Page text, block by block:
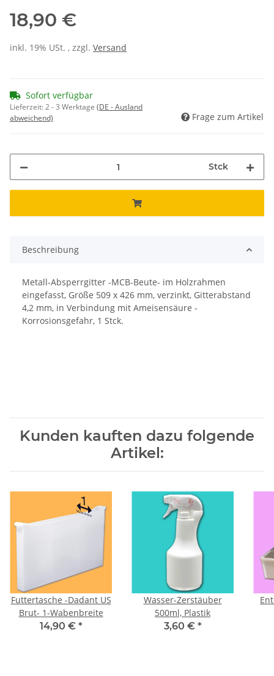
18,90 €
inkl. 19% USt. , zzgl. Versand
Sofort verfügbar
Lieferzeit:2 - 3 Werktage (DE - Ausland
abweichend)
Frage zum Artikel
Stck
Beschreibung
Metall-Absperrgitter -MCB-Beute- im Holzrahmen
eingefasst, Größe 509 x 426 mm, verzinkt, Gitterabstand
4,2 mm, in Verbindung mit Ameisensäure -
Korrosionsgefahr, 1 Stck.
Kunden kauften dazu folgende
Artikel:
Futtertasche -Dadant US
Brut- 1-Wabenbreite
14,90 € *
Wasser-Zerstäuber
500ml, Plastik
3,60 € *